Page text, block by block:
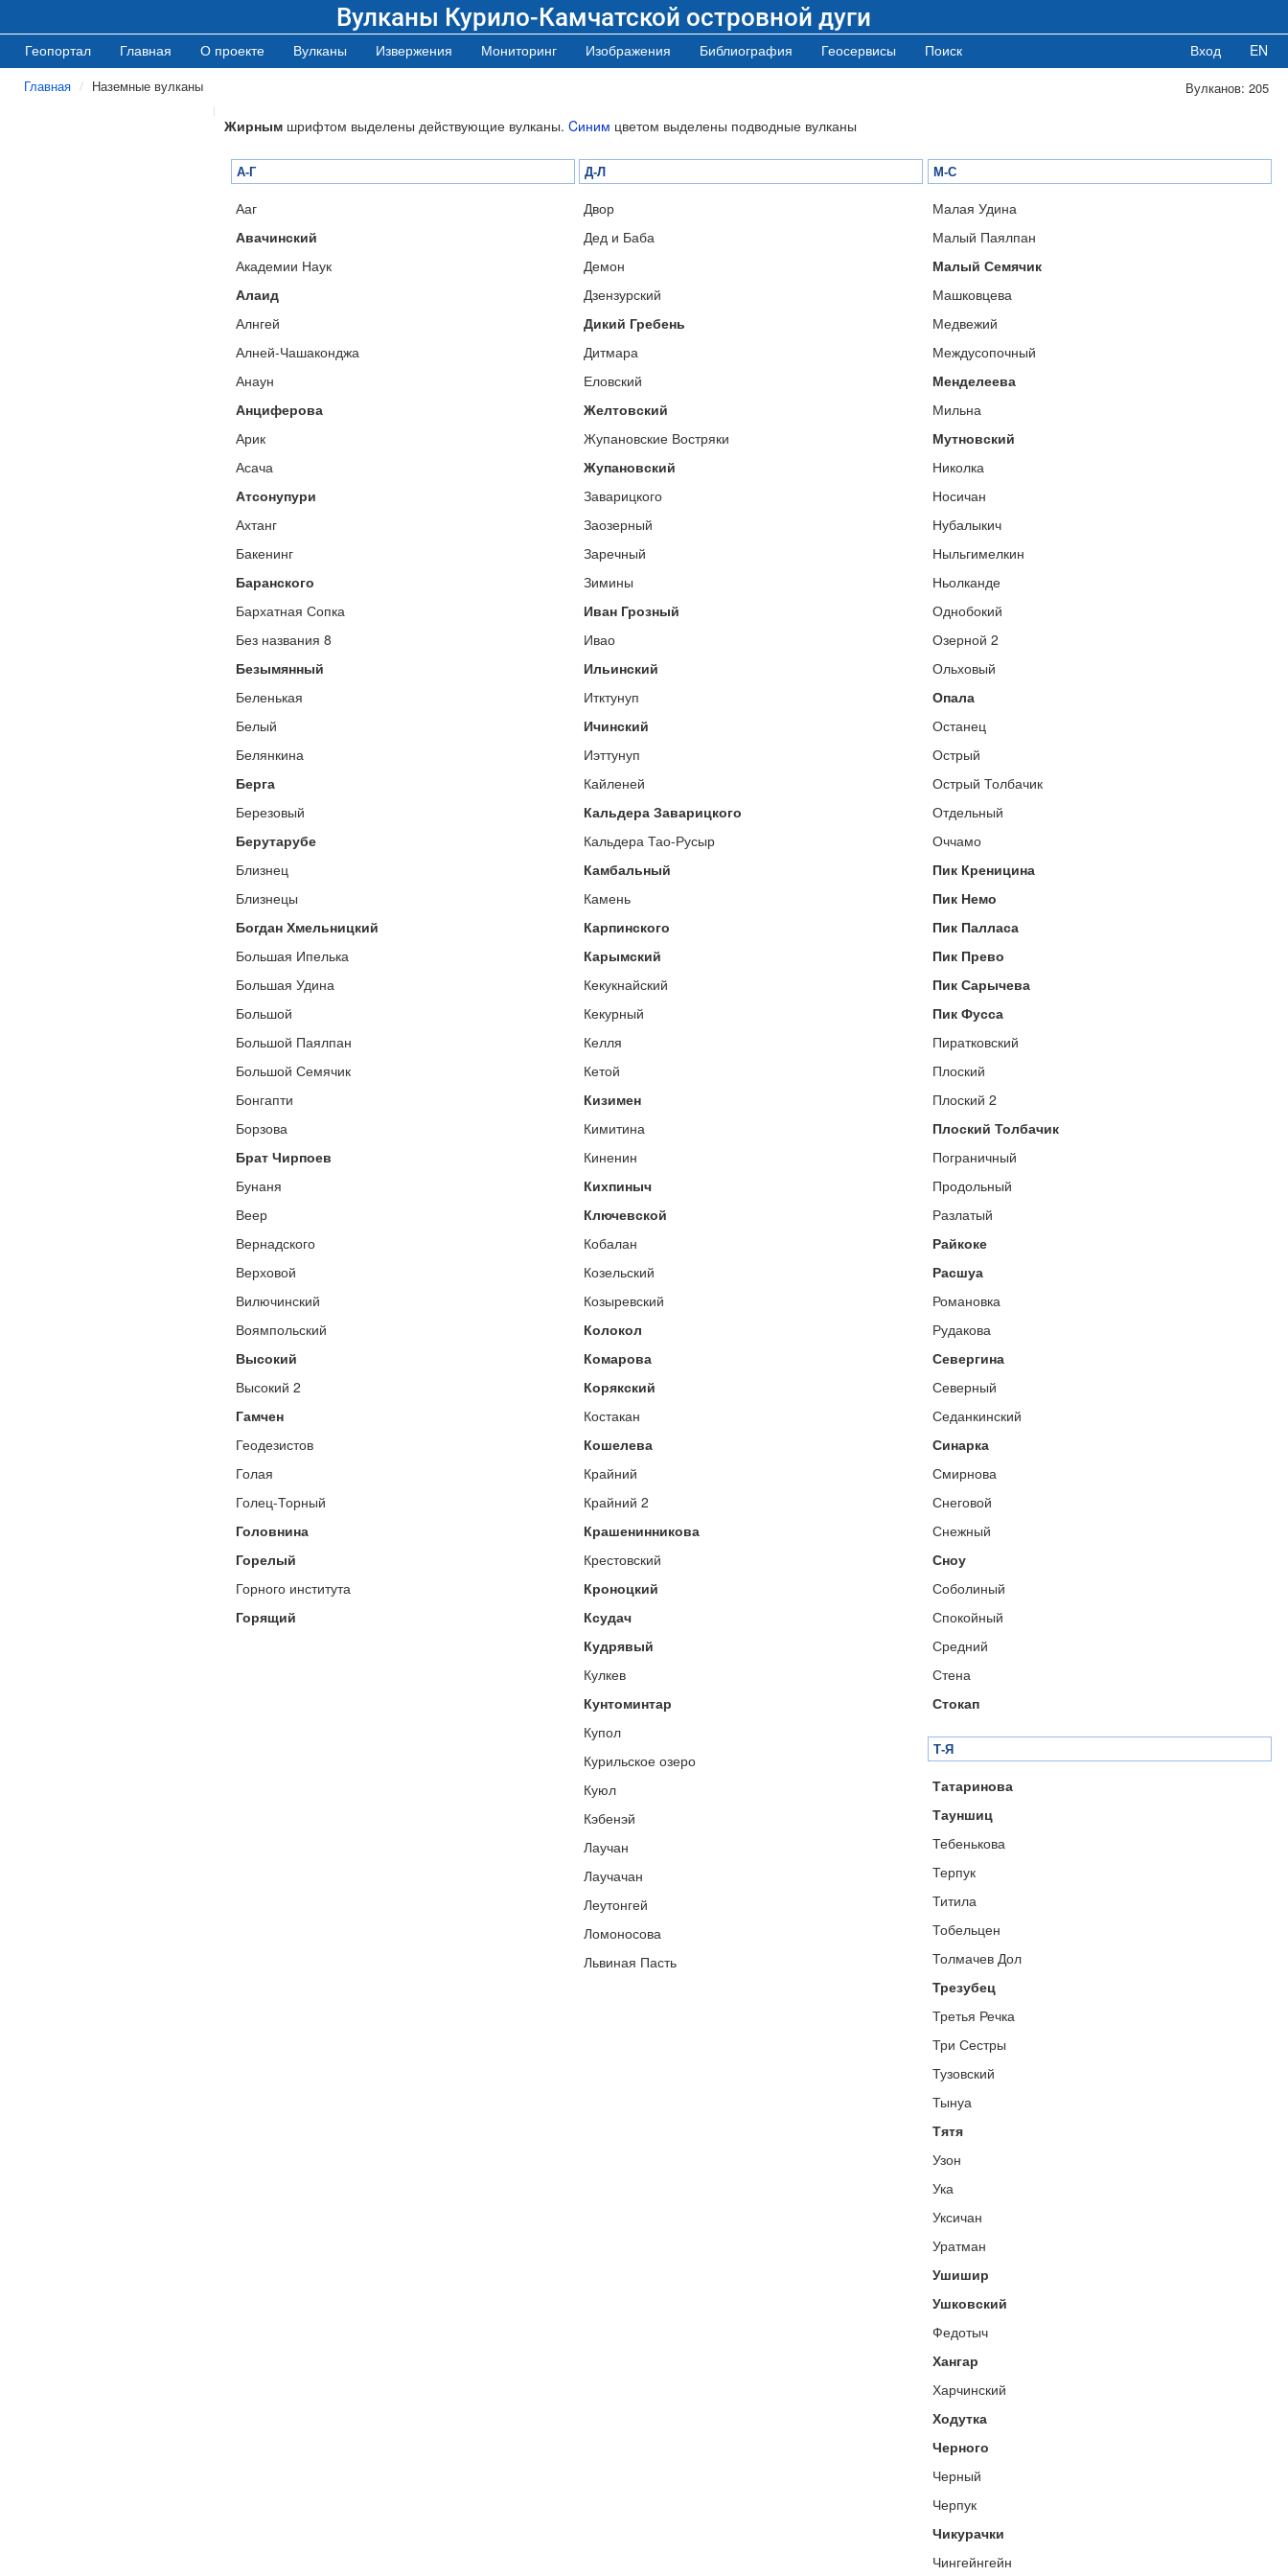
Вулканы Курило-Камчатской островной дуги
Геопортал Главная О проекте Вулканы Извержения Мониторинг Изображения Библиография Геосервисы Поиск Вход EN
Главная Наземные вулканы Вулканов: 205
Жирным шрифтом выделены действующие вулканы. Cиним цветом выделены подводные вулканы
А-Г
Ааг
Авачинский
Академии Наук
Алаид
Алнгей
Алней-Чашаконджа
Анаун
Анциферова
Арик
Асача
Атсонупури
Ахтанг
Бакенинг
Баранского
Бархатная Сопка
Без названия 8
Безымянный
Беленькая
Белый
Белянкина
Берга
Березовый
Берутарубе
Близнец
Близнецы
Богдан Хмельницкий
Большая Ипелька
Большая Удина
Большой
Большой Паялпан
Большой Семячик
Бонгапти
Борзова
Брат Чирпоев
Бунаня
Веер
Вернадского
Верховой
Вилючинский
Воямпольский
Высокий
Высокий 2
Гамчен
Геодезистов
Голая
Голец-Торный
Головнина
Горелый
Горного института
Горящий
Д-Л
Двор
Дед и Баба
Демон
Дзензурский
Дикий Гребень
Дитмара
Еловский
Желтовский
Жупановские Востряки
Жупановский
Заварицкого
Заозерный
Заречный
Зимины
Иван Грозный
Ивао
Ильинский
Итктунуп
Ичинский
Иэттунуп
Кайленей
Кальдера Заварицкого
Кальдера Тао-Русыр
Камбальный
Камень
Карпинского
Карымский
Кекукнайский
Кекурный
Келля
Кетой
Кизимен
Кимитина
Киненин
Кихпиныч
Ключевской
Кобалан
Козельский
Козыревский
Колокол
Комарова
Корякский
Костакан
Кошелева
Крайний
Крайний 2
Крашенинникова
Крестовский
Кроноцкий
Ксудач
Кудрявый
Кулкев
Кунтоминтар
Купол
Курильское озеро
Куюл
Кэбенэй
Лаучан
Лаучачан
Леутонгей
Ломоносова
Львиная Пасть
М-С
Малая Удина
Малый Паялпан
Малый Семячик
Машковцева
Медвежий
Междусопочный
Менделеева
Мильна
Мутновский
Николка
Носичан
Нубалыкич
Ныльгимелкин
Ньолканде
Однобокий
Озерной 2
Ольховый
Опала
Останец
Острый
Острый Толбачик
Отдельный
Оччамо
Пик Креницина
Пик Немо
Пик Палласа
Пик Прево
Пик Сарычева
Пик Фусса
Пиратковский
Плоский
Плоский 2
Плоский Толбачик
Пограничный
Продольный
Разлатый
Райкоке
Расшуа
Романовка
Рудакова
Севергина
Северный
Седанкинский
Синарка
Смирнова
Снеговой
Снежный
Сноу
Соболиный
Спокойный
Средний
Стена
Стокап
Т-Я
Татаринова
Тауншиц
Тебенькова
Терпук
Титила
Тобельцен
Толмачев Дол
Трезубец
Третья Речка
Три Сестры
Тузовский
Тынуа
Тятя
Узон
Ука
Уксичан
Уратман
Ушишир
Ушковский
Федотыч
Хангар
Харчинский
Ходутка
Черного
Черный
Черпук
Чикурачки
Чингейнгейн